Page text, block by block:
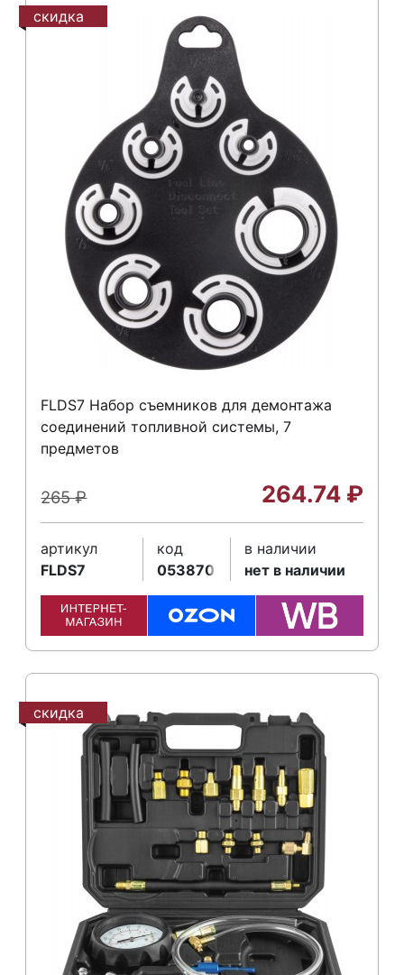
скидка
FLDS7 Набор съемников для демонтажа
соединений топливной системы, 7
предметов
265₽ 264.74 ₽
артикул
FLDS7
код
053870
в наличии
нет в наличии
скидка